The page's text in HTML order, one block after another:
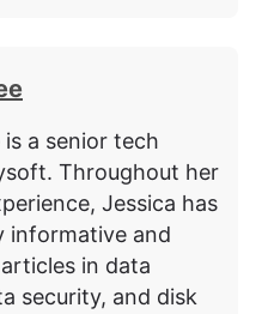
is a senior tech
Throughout her
Jessica has
informative and
in data
security, and disk